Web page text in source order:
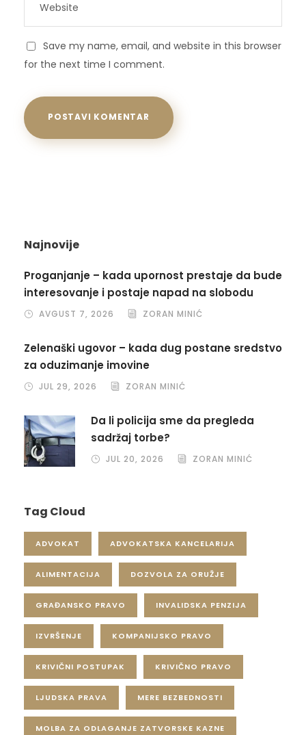
Save my name, email, and website in this browser
for the next time I comment.
Najnovije
Proganjanje – kada upornost prestaje da bude
interesovanje i postaje napad na slobodu
AVGUST 7, 2026 ZORAN MINIĆ
Zelenaški ugovor – kada dug postane sredstvo
za oduzimanje imovine
JUL 29, 2026 ZORAN MINIĆ
Da li policija sme da pregleda
sadržaj torbe?
JUL 20, 2026 ZORAN MINIĆ
Tag Cloud
ADVOKAT ADVOKATSKA KANCELARIJA
ALIMENTACIJA DOZVOLA ZA ORUŽJE
GRAĐANSKO PRAVO INVALIDSKA PENZIJA
IZVRŠENJE KOMPANIJSKO PRAVO
KRIVIČNI POSTUPAK KRIVIČNO PRAVO
LJUDSKA PRAVA MERE BEZBEDNOSTI
MOLBA ZA ODLAGANJE ZATVORSKE KAZNE